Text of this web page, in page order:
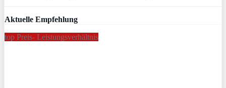
Aktuelle Empfehlung
top Preis- Leistungsverhältnis